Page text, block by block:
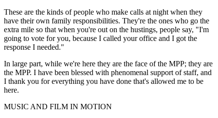
These are the kinds of people who make calls at night when they
have their own family responsibilities. They're the ones who go the
extra mile so that when you're out on the hustings, people say, "I'm
going to vote for you, because I called your office and I got the
response I needed."
In large part, while we're here they are the face of the MPP; they are
the MPP. I have been blessed with phenomenal support of staff, and
I thank you for everything you have done that's allowed me to be
here.
MUSIC AND FILM IN MOTION